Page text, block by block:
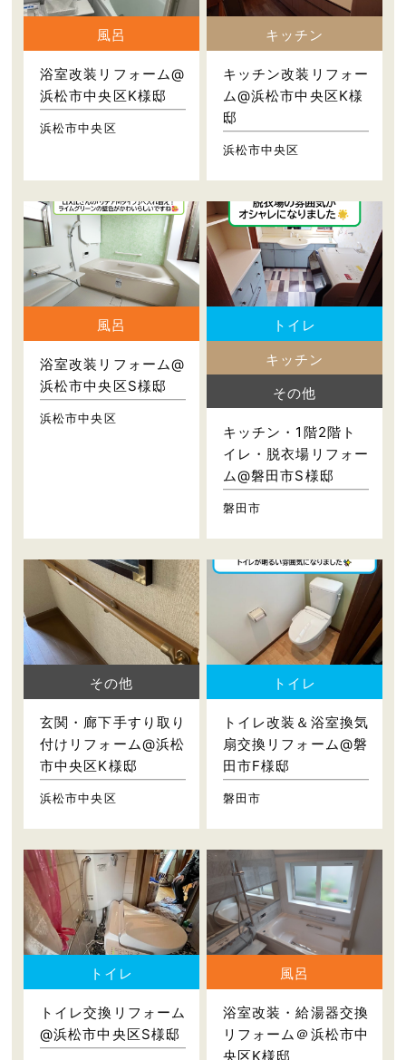
風呂
浴室改装リフォーム@
浜松市中央区K様邸
浜松市中央区
キッチン
キッチン改装リフォー
ム@浜松市中央区K様
邸
浜松市中央区
風呂
浴室改装リフォーム@
浜松市中央区S様邸
浜松市中央区
トイレ
キッチン
その他
キッチン・1階2階ト
イレ・脱衣場リフォー
ム@磐田市S様邸
磐田市
その他
玄関・廊下手すり取り
付けリフォーム@浜松
市中央区K様邸
浜松市中央区
トイレ
トイレ改装＆浴室換気
扇交換リフォーム@磐
田市F様邸
磐田市
トイレ
トイレ交換リフォーム
@浜松市中央区S様邸
風呂
浴室改装・給湯器交換
リフォーム＠浜松市中
央区K様邸